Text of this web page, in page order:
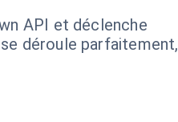
API et déclenche
déroule parfaitement,